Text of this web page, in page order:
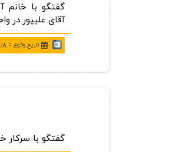
گفتگو با خانم
آقای علیپور در
تاريخ وقوع :
گفتگو با سركار